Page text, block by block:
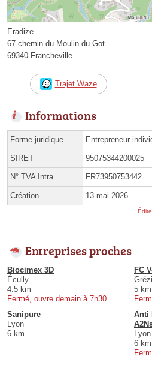
Eradize
67 chemin du Moulin du Got
69340 Francheville
Trajet Waze
Informations
Forme juridique Entrepreneur
SIRET 95075344200025
N° TVA Intra. FR73950753442
Création 13 mai 2026
Entreprises proches
Biocimex 3D
Écully
4.5 km
Fermé, ouvre demain à 7h30
FC
5 km
Sanipure
Lyon
6 km
Anti
Lyon
6 km